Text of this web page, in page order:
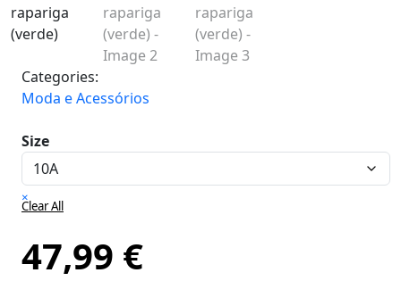
Categories:
Moda e Acessórios
Size
×
Clear All
47,99 €